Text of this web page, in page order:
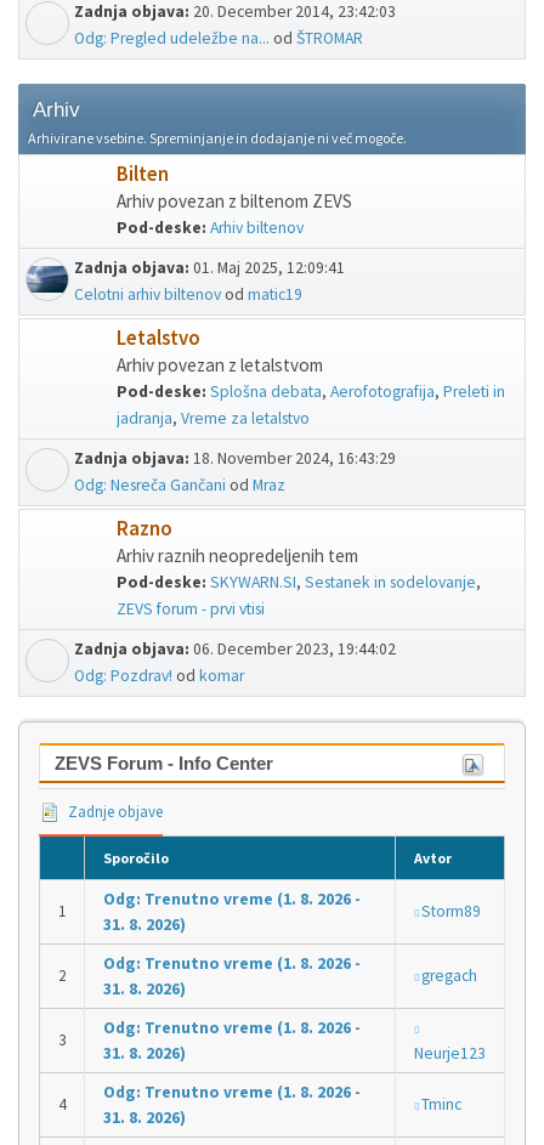
Zadnja objava: 20. December 2014, 23:42:03
Odg: Pregled udeležbe na... od ŠTROMAR
Arhiv
Arhivirane vsebine. Spreminjanje in dodajanje ni več mogoče.
Bilten
Arhiv povezan z biltenom ZEVS
Pod-deske Arhiv biltenov
Zadnja objava: 01. Maj 2025, 12:09:41
Celotni arhiv biltenovod matic19
Letalstvo
Arhiv povezan z letalstvom
Pod-deske Splošna debata Aerofotografija Preleti in
jadranja Vreme za letalstvo
Zadnja objava: 18. November 2024, 16:43:29
Odg: Nesreča Gančani od Mraz
Razno
Arhiv raznih neopredeljenih tem
Pod-deske SKYWARN.SI Sestanek in sodelovanje
ZEVS forum - prvi vtisi
Zadnja objava: 06. December 2023, 19:44:02
Odg: Pozdrav! od komar
ZEVS Forum - Info Center
Zadnje objave
Sporočilo Avtor
Odg: Trenutno vreme (1. 8. 2026 -
31. 8. 2026)
Storm89
Odg: Trenutno vreme (1. 8. 2026 -
31. 8. 2026)
gregach
Odg: Trenutno vreme (1. 8. 2026 -
31. 8. 2026)
Neurje123
Odg: Trenutno vreme (1. 8. 2026 -
31. 8. 2026)
Tminc